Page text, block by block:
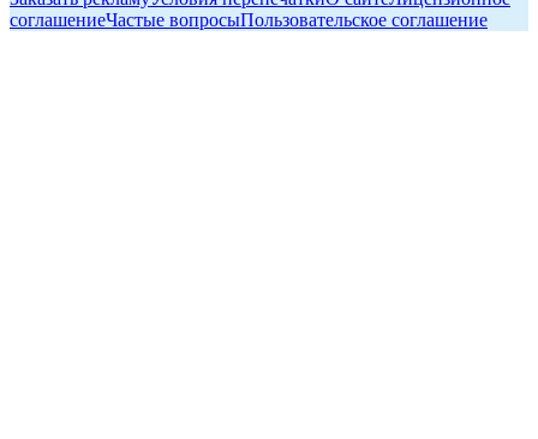
соглашениеЧастые вопросыПользовательское соглашение